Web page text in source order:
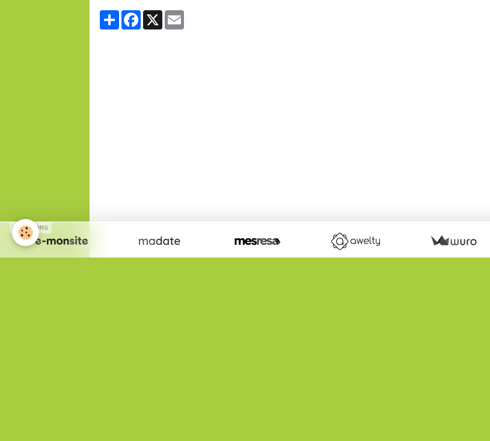
PartagerFacebook
X
SPONSORS